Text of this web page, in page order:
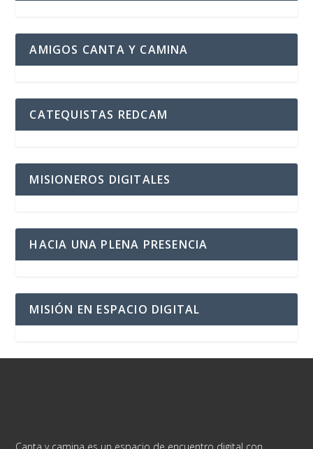
AMIGOS CANTA Y CAMINA
CATEQUISTAS REDCAM
MISIONEROS DIGITALES
HACIA UNA PLENA PRESENCIA
MISIÓN EN ESPACIO DIGITAL